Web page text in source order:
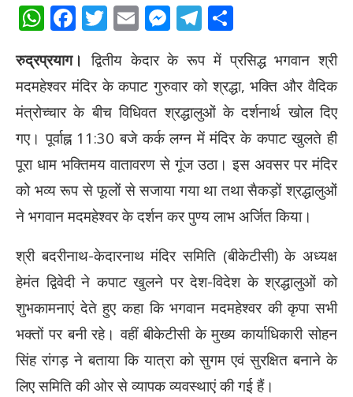
WhatsApp
Facebook
Twitter
EmailMessenger
Telegram
रुद्रप्रयाग। द्वितीय केदार के रूप में प्रसिद्ध भगवान श्री
मदमहेश्वर मंदिर के कपाट गुरुवार को श्रद्धा, भक्ति और वैदिक
मंत्रोच्चार के बीच विधिवत श्रद्धालुओं के दर्शनार्थ खोल दिए
गए। पूर्वाह्न 11:30 बजे कर्क लग्न में मंदिर के कपाट खुलते ही
पूरा धाम भक्तिमय वातावरण से गूंज उठा। इस अवसर पर मंदिर
को भव्य रूप से फूलों से सजाया गया था तथा सैकड़ों श्रद्धालुओं
ने भगवान मदमहेश्वर के दर्शन कर पुण्य लाभ अर्जित किया।
श्री बदरीनाथ-केदारनाथ मंदिर समिति (बीकेटीसी) के अध्यक्ष
हेमंत द्विवेदी ने कपाट खुलने पर देश-विदेश के श्रद्धालुओं को
शुभकामनाएं देते हुए कहा कि भगवान मदमहेश्वर की कृपा सभी
भक्तों पर बनी रहे। वहीं बीकेटीसी के मुख्य कार्याधिकारी सोहन
सिंह रांगड़ ने बताया कि यात्रा को सुगम एवं सुरक्षित बनाने के
लिए समिति की ओर से व्यापक व्यवस्थाएं की गई हैं।